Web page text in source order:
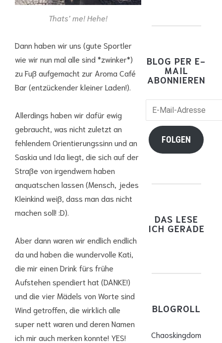
Thats’ me! Hehe!
Dann haben wir uns (gute Sportler
wie wir nun mal alle sind *zwinker*)
zu Fuß aufgemacht zur Aroma Café
Bar (entzückender kleiner Laden!).
Allerdings haben wir dafür ewig
gebraucht, was nicht zuletzt an
fehlendem Orientierungssinn und an
Saskia und Ida liegt, die sich auf der
Straße von irgendwem haben
anquatschen lassen (Mensch, jedes
Kleinkind weiß, dass man das nicht
machen soll! :D).
Aber dann waren wir endlich endlich
da und haben die wundervolle Kati,
die mir einen Drink fürs frühe
Aufstehen spendiert hat (DANKE!)
und die vier Mädels von Worte sind
Wind getroffen, die wirklich alle
super nett waren und deren Namen
ich mir auch merken konnte! YES!
BLOG PER E-
MAIL
ABONNIEREN
E-
Adresse
FOLGEN
DAS LESE
ICH GERADE
BLOGROLL
Chaoskingdom